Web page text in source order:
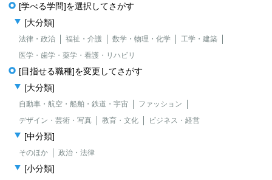
[学べる学問]を選択してさがす
[大分類]
法律・政治 福祉・介護 数学・物理・化学
工学・建築
医学・歯学・薬学・看護・リハビリ
[目指せる職種]を変更してさがす
[大分類]
自動車・航空・船舶・鉄道・宇宙
ファッション
デザイン・芸術・写真
教育・文化 ビジネス・経営
[中分類]
そのほか 政治・法律
[小分類]